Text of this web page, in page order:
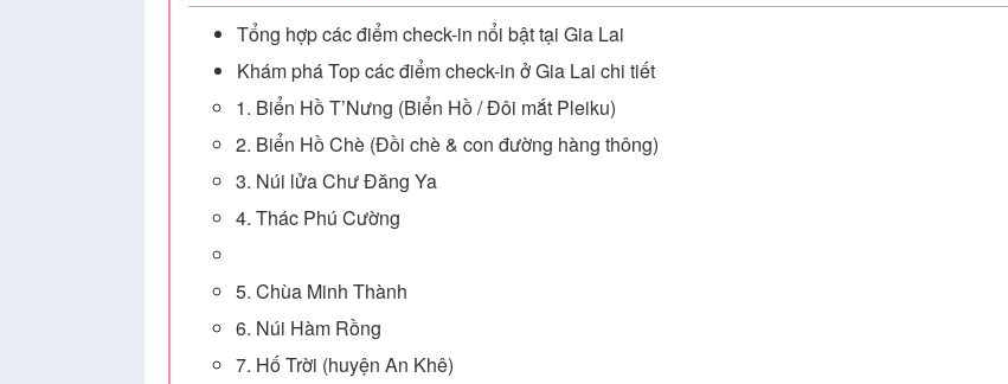
Tổng hợp các điểm check-in nổi bật tại Gia Lai
Khám phá Top các điểm check-in ở Gia Lai chi tiết
1. Biển Hồ T’Nưng (Biển Hồ / Đôi mắt Pleiku)
2. Biển Hồ Chè (Đồi chè & con đường hàng thông)
3. Núi lửa Chư Đăng Ya
4. Thác Phú Cường
5. Chùa Minh Thành
6. Núi Hàm Rồng
7. Hố Trời (huyện An Khê)